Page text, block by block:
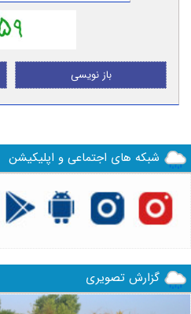
باز نویسی
شبکه های اجتماعی و اپلیکیشن
گزارش تصویری